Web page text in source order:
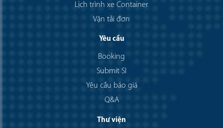
Lịch trình xe Container
Vận tải đơn
Yêu cầu
Booking
Submit SI
Yêu cầu báo giá
Q&A
Thư viện